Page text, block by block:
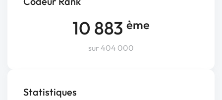
10 883 ème
sur 404 000
Statistiques